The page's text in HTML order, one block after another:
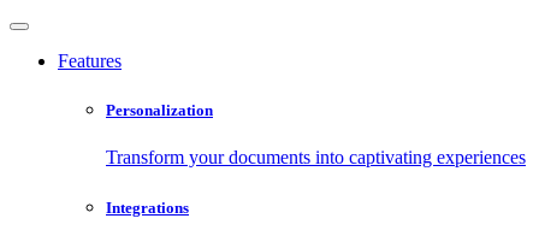
Features
Personalization
Transform your documents into captivating experiences
Integrations